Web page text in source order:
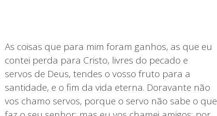
As coisas que para mim foram ganhos, as que eu
contei perda para Cristo, livres do pecado e
servos de Deus, tendes o vosso fruto para a
santidade, e o fim da vida eterna. Doravante não
vos chamo servos, porque o servo não sabe o que